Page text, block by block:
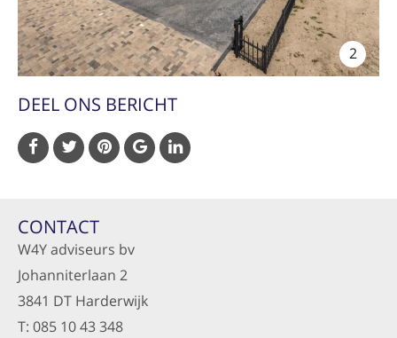
2
DEEL ONS BERICHT
CONTACT
W4Y adviseurs bv
Johanniterlaan 2
3841 DT Harderwijk
T: 085 10 43 348